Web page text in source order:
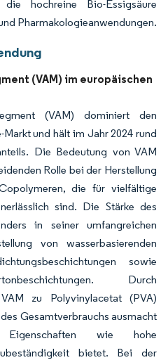
hochreine Bio-Essigsäure
Pharmakologieanwendungen.
(VAM) im europäischen
(VAM) dominiert den
und hält im Jahr 2024 rund
Die Bedeutung von VAM
Rolle bei der Herstellung
die für vielfältige
sind. Die Stärke des
in seiner umfangreichen
von wasserbasierenden
sowie
Durch
zu Polyvinylacetat (PVA)
Gesamtverbrauchs ausmacht
Eigenschaften wie hohe
bietet. Bei der